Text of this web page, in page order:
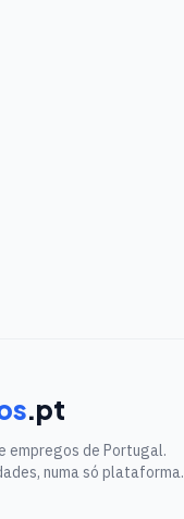
.pt
empregos de Portugal.
numa só plataforma.